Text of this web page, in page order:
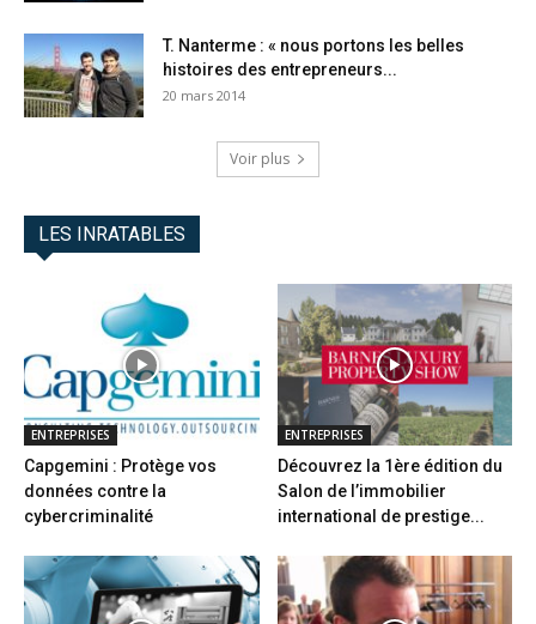
T. Nanterme : « nous portons les belles
histoires des entrepreneurs...
20 mars 2014
Voir plus
LES INRATABLES
ENTREPRISES
Capgemini : Protège vos
données contre la
cybercriminalité
ENTREPRISES
Découvrez la 1ère édition du
Salon de l’immobilier
international de prestige...